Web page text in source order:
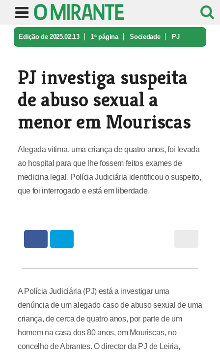
Edição de 2025.02.13 1ª página Sociedade PJ
PJ investiga suspeita
de abuso sexual a
menor em Mouriscas
Alegada vítima, uma criança de quatro anos, foi levada
ao hospital para que lhe fossem feitos exames de
medicina legal. Polícia Judiciária identificou o suspeito,
que foi interrogado e está em liberdade.
A Polícia Judiciária (PJ) está a investigar uma
denúncia de um alegado caso de abuso sexual de uma
criança, de cerca de quatro anos, por parte de um
homem na casa dos 80 anos, em Mouriscas, no
concelho de Abrantes. O director da PJ de Leiria,